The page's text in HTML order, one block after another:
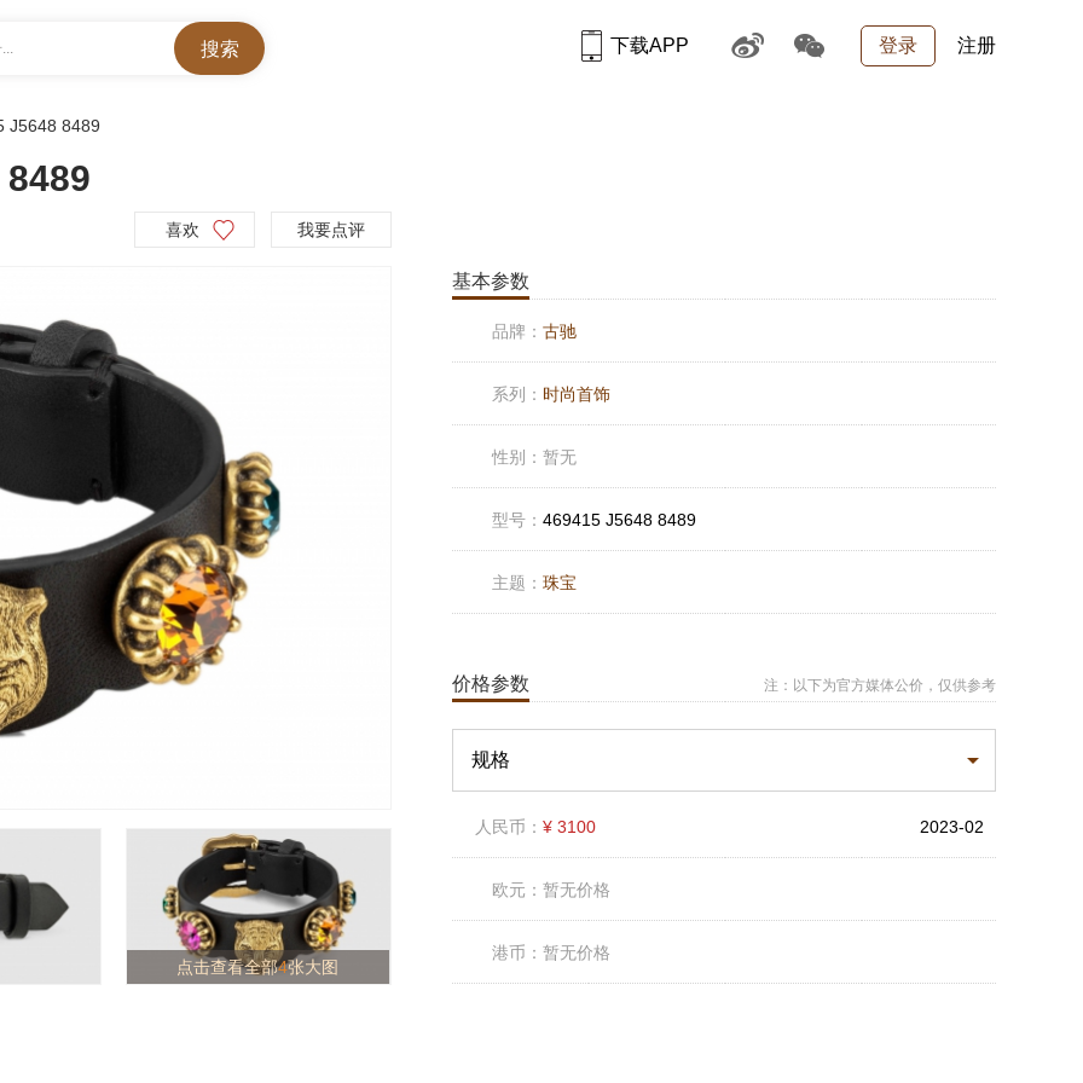
登录 注册
下载APP
J5648 8489
喜欢 我要点评
点击查看全部4张大图
基本参数
品牌： 古驰
系列： 时尚首饰
性别： 暂无
型号： 469415 J5648 8489
主题： 珠宝
价格参数 注：以下为官方媒体公价，仅供参考
规格
人民币： ¥ 3100 2023-02
欧元： 暂无价格
港币： 暂无价格